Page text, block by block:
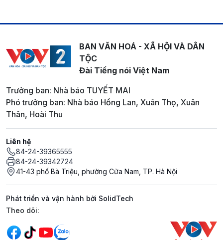
BAN VĂN HOÁ - XÃ HỘI VÀ DÂN
TỘC
Đài Tiếng nói Việt Nam
Trưởng ban: Nhà báo TUYẾT MAI
Phó trưởng ban: Nhà báo Hồng Lan, Xuân Thọ, Xuân
Thân, Hoài Thu
Liên hệ
84-24-39365555
84-24-39342724
41-43 phố Bà Triệu, phường Cửa Nam, TP. Hà Nội
Phát triển và vận hành bởi SolidTech
Mạng xã hội
Theo dõi: